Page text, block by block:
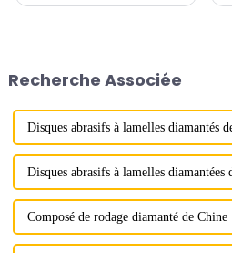
abrasifs.
Recherche Associée
Disques abrasifs à lamelles diamantés
Disques abrasifs à lamelles diamantées
Composé de rodage diamanté de Chine